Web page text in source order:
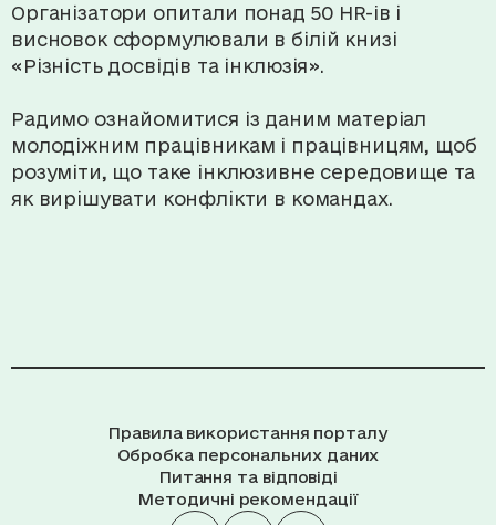
Організатори опитали понад 50 HR-iв і
висновок сформулювали в білій книзі
«Різність досвідів та інклюзія».
Радимо ознайомитися із даним матеріал
молодіжним працівникам і працівницям, щоб
розуміти, що таке інклюзивне середовище та
як вирішувати конфлікти в командах.
Правила використання порталу
Обробка персональних даних
Питання та відповіді
Методичні рекомендації